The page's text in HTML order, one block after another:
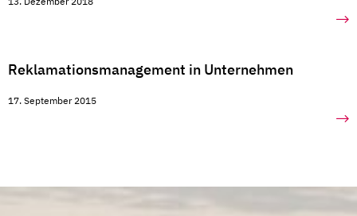
Reklamationsmanagement in Unternehmen
17. September 2015